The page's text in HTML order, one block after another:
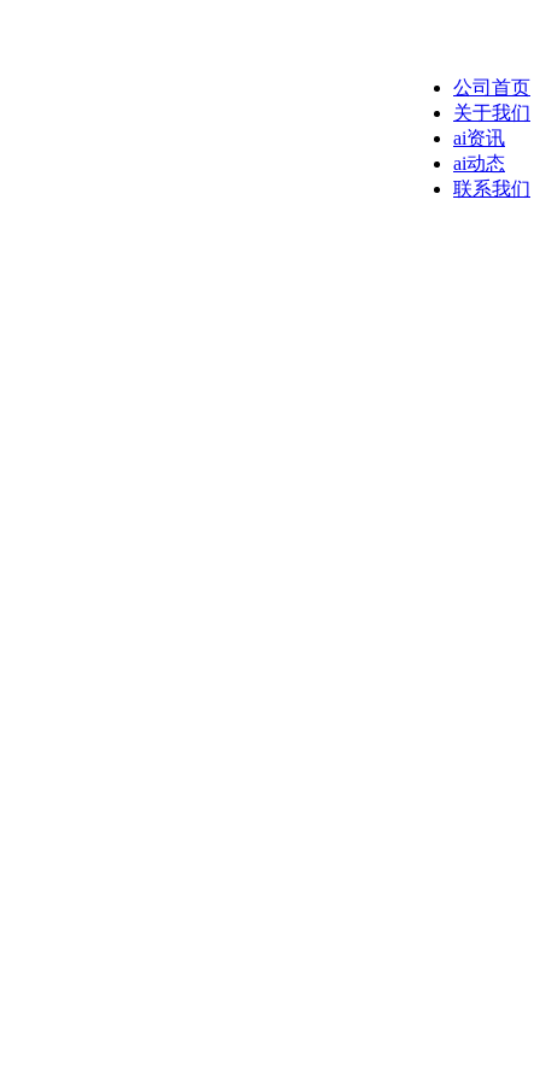
公司首页
关于我们
ai资讯
ai动态
联系我们